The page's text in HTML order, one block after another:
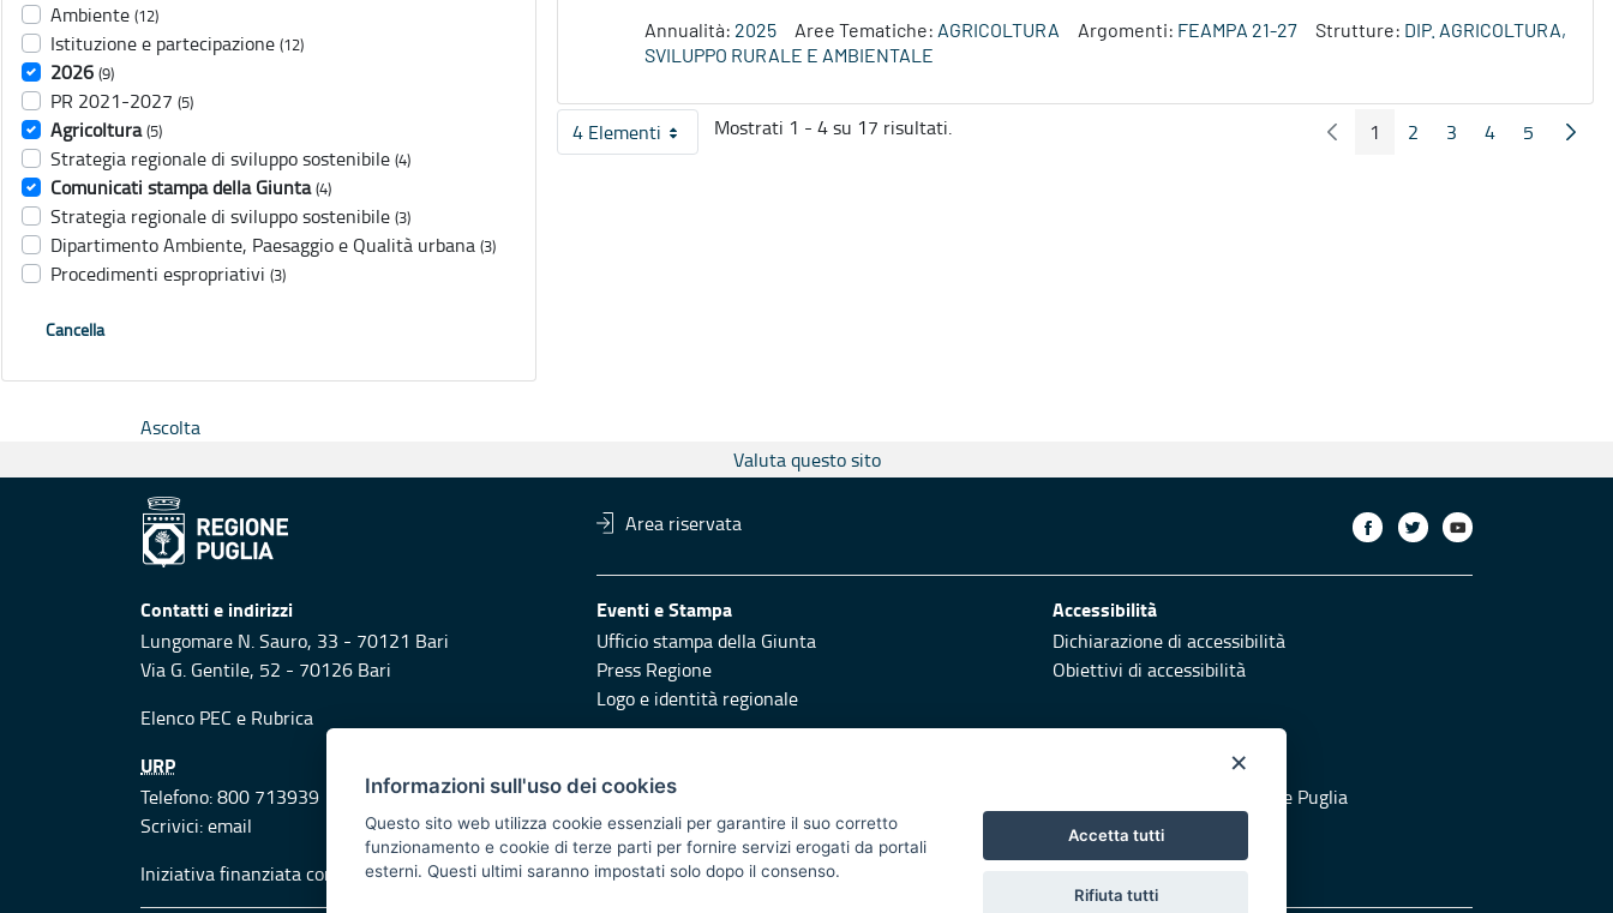
Ambiente (12)
Istituzione e partecipazione (12)
2026 (9)
PR 2021-2027 (5)
Agricoltura (5)
Strategia regionale di sviluppo sostenibile (4)
Comunicati stampa della Giunta (4)
Strategia regionale di sviluppo sostenibile (3)
Dipartimento Ambiente, Paesaggio e Qualità urbana (3)
Procedimenti espropriativi (3)
Cancella
Annualità: 2025 Aree Tematiche: AGRICOLTURA Argomenti: FEAMPA 21-27 Strutture: DIP. AGRICOLTURA,
SVILUPPO RURALE E AMBIENTALE
4 ElementiPer pagina
Mostrati 1 - 4 su 17 risultati. Pagina Precedente
Pagina
1 Pagina
2 Pagina
3 Pagina
4 Pagina
5
Ascolta
Valuta questo sito
Area riservata
Contatti e indirizzi
Lungomare N. Sauro, 33 - 70121 Bari
Via G. Gentile, 52 - 70126 Bari
Elenco PEC e Rubrica
Eventi e Stampa
Ufficio stampa della Giunta
Press Regione
Logo e identità regionale
Accessibilità
Dichiarazione di accessibilità
Obiettivi di accessibilità
URP
Telefono: 800 713939
Scrivici:email
Responsabili di pubblicazione Vai al sito di Protezione Civile Puglia
Iniziativa finanziata con risorse del POR Puglia 2014/2020 - Asse XI
×
Informazioni sull'uso dei cookies
Questo sito web utilizza cookie essenziali per garantire il suo corretto
funzionamento e cookie di terze parti per fornire servizi erogati da portali
esterni. Questi ultimi saranno impostati solo dopo il consenso.
Accetta tutti
Rifiuta tutti